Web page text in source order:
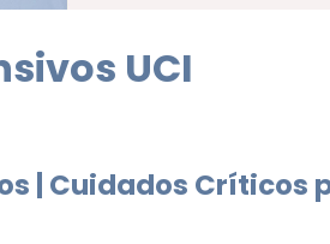
UCI
| Cuidados Críticos